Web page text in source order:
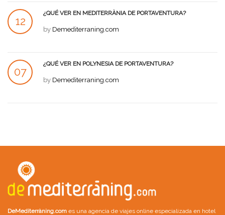
12
¿QUÉ VER EN MEDITERRÀNIA DE PORTAVENTURA?
by Demediterraning.com
07
¿QUÉ VER EN POLYNESIA DE PORTAVENTURA?
by Demediterraning.com
DeMediterràning.com es una agencia de viajes online especializada en hotel